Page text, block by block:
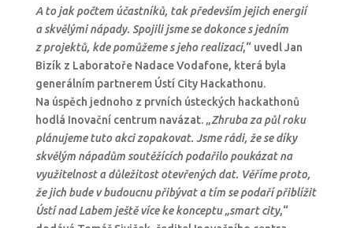
A to jak počtem účastníků, tak především jejich energií
a skvělými nápady. Spojili jsme se dokonce s jedním
z projektů, kde pomůžeme s jeho realizací,“ uvedl Jan
Bizík z Laboratoře Nadace Vodafone, která byla
generálním partnerem Ústí City Hackathonu.
Na úspěch jednoho z prvních ústeckých hackathonů
hodlá Inovační centrum navázat. „Zhruba za půl roku
plánujeme tuto akci zopakovat. Jsme rádi, že se díky
skvělým nápadům soutěžících podařilo poukázat na
využitelnost a důležitost otevřených dat. Věříme proto,
že jich bude v budoucnu přibývat a tím se podaří přiblížit
Ústí nad Labem ještě více ke konceptu „smart city,“